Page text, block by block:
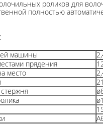
роликов для
полностью
машины
прядения
место